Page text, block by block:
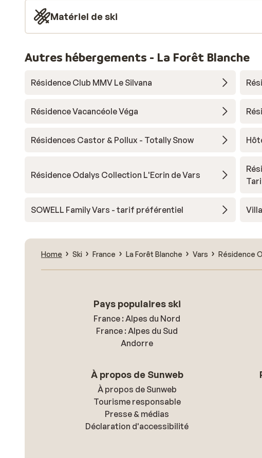
Matériel de ski
Autres hébergements - La Forêt Blanche
Résidence Club MMV Le Silvana
Résidence Vacancéole Véga
Résidences Castor & Pollux - Totally Snow
Résidence Odalys Collection L'Ecrin de Vars
SOWELL Family Vars - tarif préférentiel
Home Ski France La Forêt Blanche Vars Résidence
Pays populaires ski
France : Alpes du Nord
France : Alpes du Sud
Andorre
À propos de Sunweb
À propos de Sunweb
Tourisme responsable
Presse & médias
Déclaration d'accessibilité